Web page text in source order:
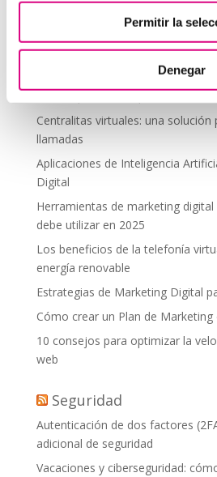
Permitir la
Denegar
desde donde estés
Tendencias actuales en marketing
debes aplicar en tu plan de
Centralitas virtuales: una solución
llamadas
Aplicaciones de Inteligencia
Digital
Herramientas de marketing
debe utilizar en 2025
Los beneficios de la telefonía
energía renovable
Estrategias de Marketing Digital
Cómo crear un Plan de Marketing
10 consejos para optimizar la
web
Seguridad
Autenticación de dos factores
adicional de seguridad
Vacaciones y ciberseguridad: